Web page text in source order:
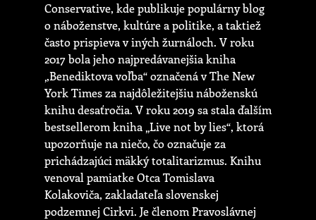
Conservative, kde publikuje populárny blog
o náboženstve, kultúre a politike, a taktiež
často prispieva v iných žurnáloch. V roku
2017 bola jeho najpredávanejšia kniha
‚,Benediktova voľba“ označená v The New
York Times za najdôležitejšiu náboženskú
knihu desaťročia. V roku 2019 sa stala ďalším
bestsellerom kniha „Live not by lies“, ktorá
upozorňuje na niečo, čo označuje za
prichádzajúci mäkký totalitarizmus. Knihu
venoval pamiatke Otca Tomislava
Kolakoviča, zakladateľa slovenskej
podzemnej Cirkvi. Je členom Pravoslávnej